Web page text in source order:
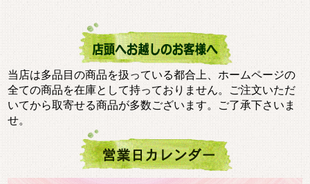
当店は多品目の商品を扱っている都合上、ホームページの
全ての商品を在庫として持っておりません。ご注文いただ
いてから取寄せる商品が多数ございます。ご了承下さいま
せ。